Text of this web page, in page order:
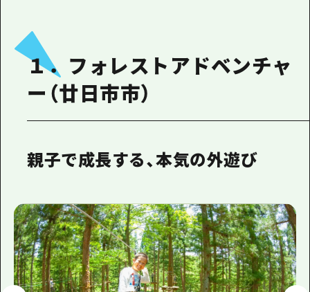
１．フォレストアドベンチャ
ー（廿日市市）
親子で成長する、本気の外遊び